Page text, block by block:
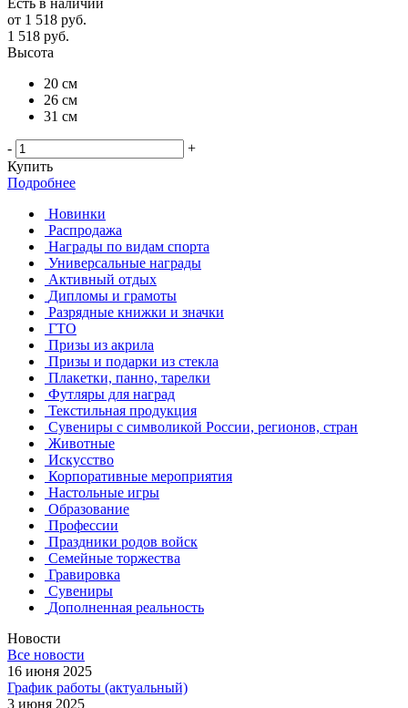
от 1 518 руб.
1 518 руб.
Высота
20 см
26 см
31 см
-
+
Купить
Подробнее
Новинки
Распродажа
Награды по видам спорта
Универсальные награды
Активный отдых
Дипломы и грамоты
Разрядные книжки и значки
ГТО
Призы из акрила
Призы и подарки из стекла
Плакетки, панно, тарелки
Футляры для наград
Текстильная продукция
Сувениры с символикой России, регионов, стран
Животные
Искусство
Корпоративные мероприятия
Настольные игры
Образование
Профессии
Праздники родов войск
Семейные торжества
Гравировка
Сувениры
Дополненная реальность
Новости
Все новости
16 июня 2025
График работы (актуальный)
3 июня 2025